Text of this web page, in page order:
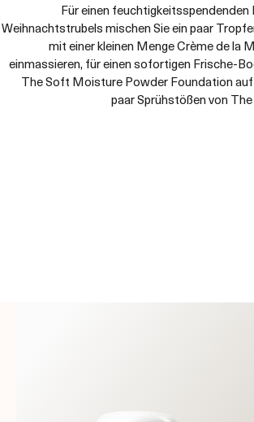
Für einen
Weihnachtstrubels mischen Sie ein paar
mit einer kleinen Menge Crème de la
einmassieren, für einen sofortigen Frische-
The Soft Moisture Powder Foundation
paar Sprühstößen von